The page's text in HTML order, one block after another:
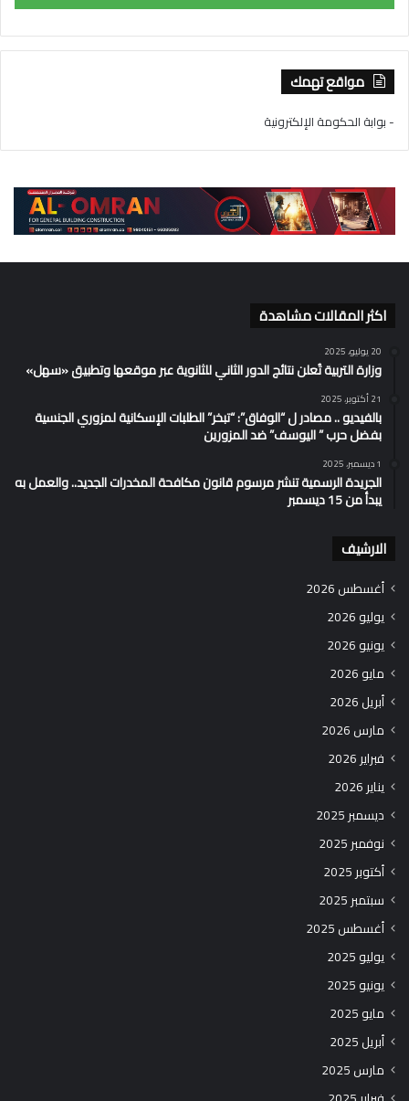
مواقع تهمك
- بوابة الحكومة الإلكترونية
اكثر المقالات مشاهدة
20 يوليو، 2025
وزارة التربية تُعلن نتائج الدور الثاني للثانوية عبر موقعها وتطبيق «سهل»
21 أكتوبر، 2025
بالفيديو .. مصادر ل “الوفاق”: “تبخر” الطلبات الإسكانية لمزوري الجنسية
بفضل حرب ” اليوسف” ضد المزورين
1 ديسمبر، 2025
الجريدة الرسمية تنشر مرسوم قانون مكافحة المخدرات الجديد.. والعمل به
يبدأ من 15 ديسمبر
الارشيف
أغسطس 2026
يوليو 2026
يونيو 2026
مايو 2026
أبريل 2026
مارس 2026
فبراير 2026
يناير 2026
ديسمبر 2025
نوفمبر 2025
أكتوبر 2025
سبتمبر 2025
أغسطس 2025
يوليو 2025
يونيو 2025
مايو 2025
أبريل 2025
مارس 2025